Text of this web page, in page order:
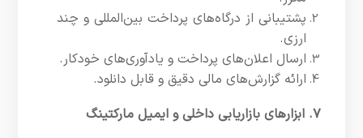
پشتیبانی از درگاه‌های پرداخت بین‌المللی و چند
ارزی.
ارسال اعلان‌های پرداخت و یادآوری‌های خودکار.
ارائه گزارش‌های مالی دقیق و قابل دانلود.
۷. ابزارهای بازاریابی داخلی و ایمیل مارکتینگ